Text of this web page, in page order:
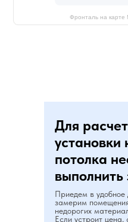
Фронталь на
Для
установки
потолка
Приедем в удобное
замерим
недорогих
Если устроит